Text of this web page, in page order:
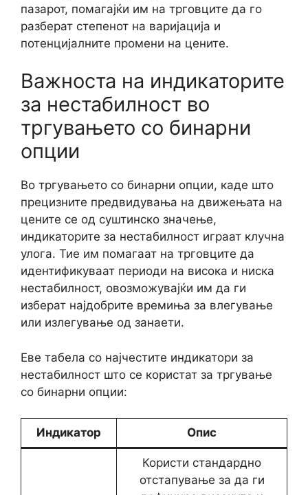
пазарот, помагајќи им на трговците да го
разберат степенот на варијација и
потенцијалните промени на цените.
Важноста на индикаторите
за нестабилност во
тргувањето со бинарни
опции
Во тргувањето со бинарни опции, каде што
прецизните предвидувања на движењата на
цените се од суштинско значење,
индикаторите за нестабилност играат клучна
улога. Тие им помагаат на трговците да
идентификуваат периоди на висока и ниска
нестабилност, овозможувајќи им да ги
изберат најдобрите времиња за влегување
или излегување од занаети.
Еве табела со најчестите индикатори за
нестабилност што се користат за тргување
со бинарни опции:
Индикатор Опис
Користи стандардно
отстапување за да ги